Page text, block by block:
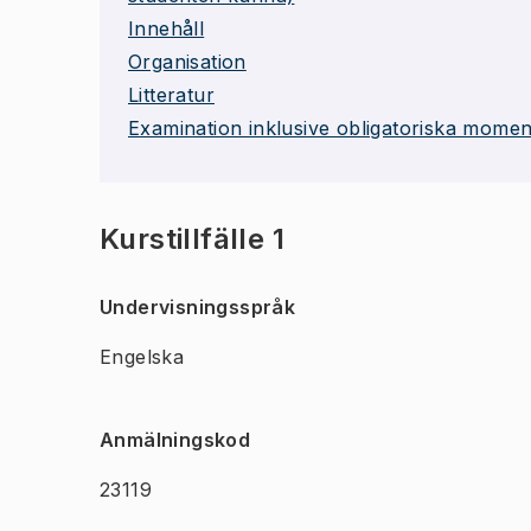
Innehåll
Organisation
Litteratur
Examination inklusive obligatoriska
Kurstillfälle 1
Undervisningsspråk
Engelska
Anmälningskod
23119